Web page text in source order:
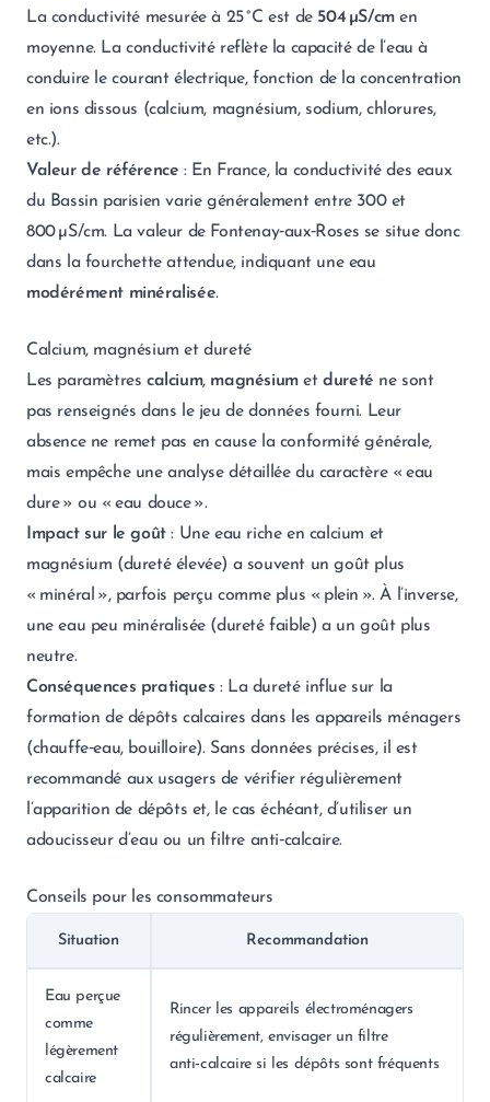
La conductivité mesurée à 25 °C est de 504 µS/cmen
moyenne. La conductivité reflète la capacité de l’eau à
conduire le courant électrique, fonction de la concentration
en ions dissous (calcium, magnésium, sodium, chlorures,
etc.).
Valeur de référence : En France, la conductivité des eaux
du Bassin parisien varie généralement entre 300 et
800 µS/cm. La valeur de Fontenay‑aux‑Roses se situe donc
dans la fourchette attendue, indiquant une eau
modérément minéralisée.
Calcium, magnésium et dureté
Les paramètres calcium, magnésiumetdureté ne sont
pas renseignés dans le jeu de données fourni. Leur
absence ne remet pas en cause la conformité générale,
mais empêche une analyse détaillée du caractère « eau
dure » ou « eau douce ».
Impact sur le goût: Une eau riche en calcium et
magnésium (dureté élevée) a souvent un goût plus
« minéral », parfois perçu comme plus « plein ». À l’inverse,
une eau peu minéralisée (dureté faible) a un goût plus
neutre.
Conséquences pratiques : La dureté influe sur la
formation de dépôts calcaires dans les appareils ménagers
(chauffe‑eau, bouilloire). Sans données précises, il est
recommandé aux usagers de vérifier régulièrement
l’apparition de dépôts et, le cas échéant, d’utiliser un
adoucisseur d’eau ou un filtre anti‑calcaire.
Conseils pour les consommateurs
Situation Recommandation
Eau perçue
comme
légèrement
calcaire
Rincer les appareils électroménagers
régulièrement, envisager un filtre
anti‑calcaire si les dépôts sont fréquents